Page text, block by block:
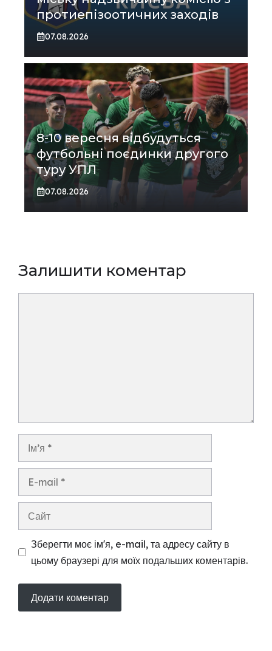
протиепізоотичних заходів
07.08.2026
8-10 вересня відбудуться
футбольні поєдинки другого
туру УПЛ
07.08.2026
Залишити коментар
Зберегти моє ім'я, e-mail, та адресу сайту в
цьому браузері для моїх подальших коментарів.